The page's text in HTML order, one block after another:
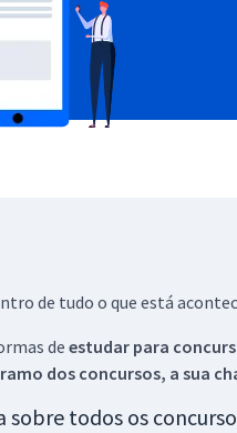
de tudo o que está
de estudar para
dosconcursos, a sua
sobre todos os